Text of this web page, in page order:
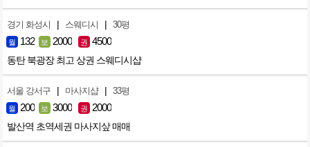
경기 화성시 | 스웨디시 | 30평
월 132 보 2000 권 4500
동탄 북광장 최고 상권 스웨디시샵
서울 강서구 | 마사지샵 | 33평
월 200 보 3000 권 2000
발산역 초역세권 마사지샆 매매